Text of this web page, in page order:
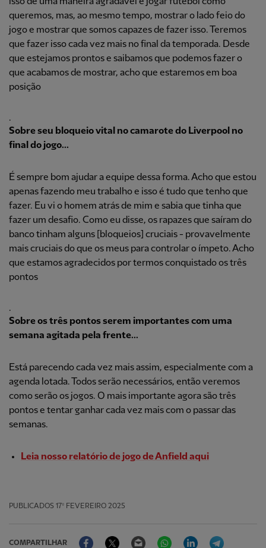
queremos, mas, ao mesmo tempo, mostrar o lado feio do
jogo e mostrar que somos capazes de fazer isso. Teremos
que fazer isso cada vez mais no final da temporada. Desde
que estejamos prontos e saibamos que podemos fazer o
que acabamos de mostrar, acho que estaremos em boa
posição
.
Sobre seu bloqueio vital no camarote do Liverpool no
final do jogo...
É sempre bom ajudar a equipe dessa forma. Acho que estou
apenas fazendo meu trabalho e isso é tudo que tenho que
fazer. Eu vi o homem atrás de mim e sabia que tinha que
fazer um desafio. Como eu disse, os rapazes que saíram do
banco tinham alguns [bloqueios] cruciais - provavelmente
mais cruciais do que os meus para controlar o ímpeto. Acho
que estamos agradecidos por termos conquistado os três
pontos
.
Sobre os três pontos serem importantes com uma
semana agitada pela frente...
Está parecendo cada vez mais assim, especialmente com a
agenda lotada. Todos serão necessários, então veremos
como serão os jogos. O mais importante agora são três
pontos e tentar ganhar cada vez mais com o passar das
semanas.
Leia nosso relatório de jogo de Anfield aqui
PUBLICADOS 17º FEVEREIRO 2025
COMPARTILHAR
FacebookTwitter Email WhatsAppLinkedIn